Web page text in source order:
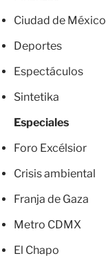
Ciudad de México
Deportes
Espectáculos
Sintetika
Especiales
Foro Excélsior
Crisis ambiental
Franja de Gaza
Metro CDMX
El Chapo